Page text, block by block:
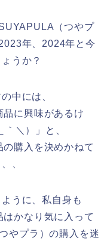
（つやプ
年、2024年と今
うか？
中には、
品に興味があるけ
＼）」と、
購入を決めかねて
、
うに、私自身も
かなり気に入って
やプラ）の購入を迷